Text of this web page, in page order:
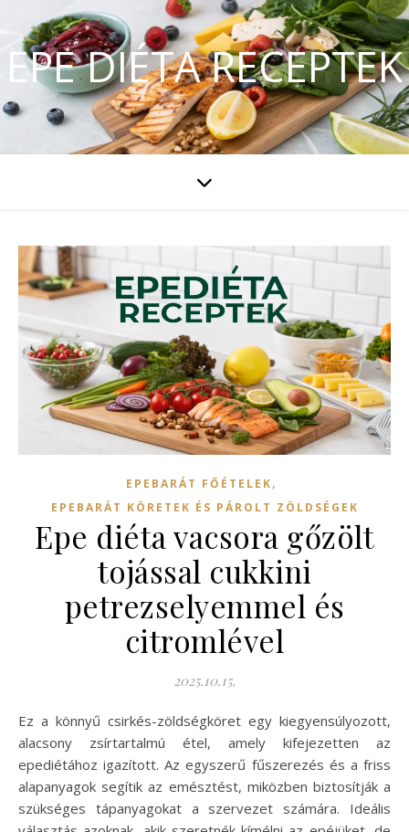
EPE DIÉTA RECEPTEK
EPEBARÁT FŐÉTELEK,
EPEBARÁT KÖRETEK ÉS PÁROLT ZÖLDSÉGEK
Epe diéta vacsora gőzölt
tojással cukkini
petrezselyemmel és
citromlével
2025.10.15.
Ez a könnyű csirkés-zöldségköret egy kiegyensúlyozott,
alacsony zsírtartalmú étel, amely kifejezetten az
epediétához igazított. Az egyszerű fűszerezés és a friss
alapanyagok segítik az emésztést, miközben biztosítják a
szükséges tápanyagokat a szervezet számára. Ideális